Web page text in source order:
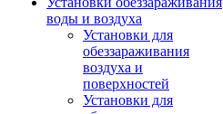
воды и воздуха
Установки для
обеззараживания
воздуха и
поверхностей
Установки для